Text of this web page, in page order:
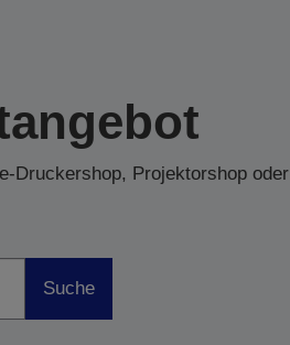
Druckershop, Projektorshop oder
Suche